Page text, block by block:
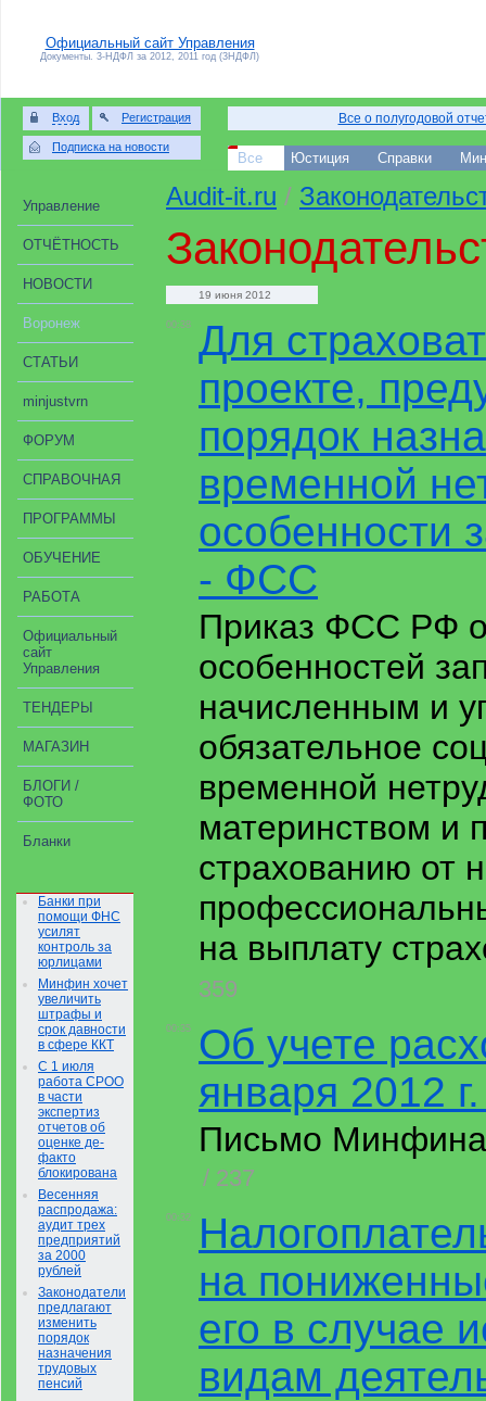
Официальный сайт Управления
Документы. 3-НДФЛ за 2012, 2011 год (3НДФЛ)
Вход Регистрация
Подписка на новости
Все о полугодовой
Все Юстиция Справки
Управление
ОТЧЁТНОСТЬ
НОВОСТИ
Воронеж
СТАТЬИ
minjustvrn
ФОРУМ
СПРАВОЧНАЯ
ПРОГРАММЫ
ОБУЧЕНИЕ
РАБОТА
Официальный
сайт
Управления
ТЕНДЕРЫ
МАГАЗИН
БЛОГИ /
ФОТО
Бланки
Банки при
помощи ФНС
усилят
контроль за
юрлицами
Минфин хочет
увеличить
штрафы и
срок давности
в сфере ККТ
С 1 июля
работа СРОО
в части
экспертиз
отчетов об
оценке де-
факто
блокирована
Весенняя
распродажа:
аудит трех
предприятий
за 2000
рублей
Законодатели
предлагают
изменить
порядок
назначения
трудовых
пенсий
Audit-it.ru /
19 июня 2012
00:38
Для
проекте,
порядок
временной
особенности
- ФСС
Приказ ФСС РФ
особенностей
начисленным и
обязательное
временной
материнством и
страхованию от
на выплату
359
00:35
Об учете
января 2012
Письмо Минфина
/ 237
00:32
на
его в случае
видам